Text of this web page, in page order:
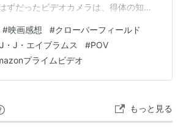
ずだったビデオカメラは、得体の知れ
Found Footage）形式で描かれた衝撃
ィールド/HAKAISHA』は、なぜこれほ
々の心を掴んだのか。今回は、その魅
ストーリーを徹底的に掘り下げていき
#映画感想 #クローバーフィールド
J・J・エイブラムス #POV
プライムビデオ
もっと見る